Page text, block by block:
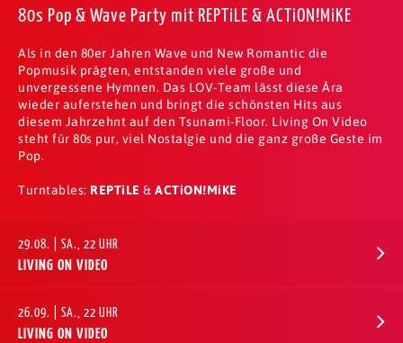
80s Pop & Wave Party mit REPTiLE & ACTiON!MiKE
Als in den 80er Jahren Wave und New Romantic die
Popmusik prägten, entstanden viele große und
unvergessene Hymnen. Das LOV-Team lässt diese Ära
wieder auferstehen und bringt die schönsten Hits aus
diesem Jahrzehnt auf den Tsunami-Floor. Living On Video
steht für 80s pur, viel Nostalgie und die ganz große Geste im
Pop.
Turntables: REPTiLE & ACTiON!MiKE
29.08. | SA., 22 UHR
LIVING ON VIDEO
26.09. | SA., 22 UHR
LIVING ON VIDEO